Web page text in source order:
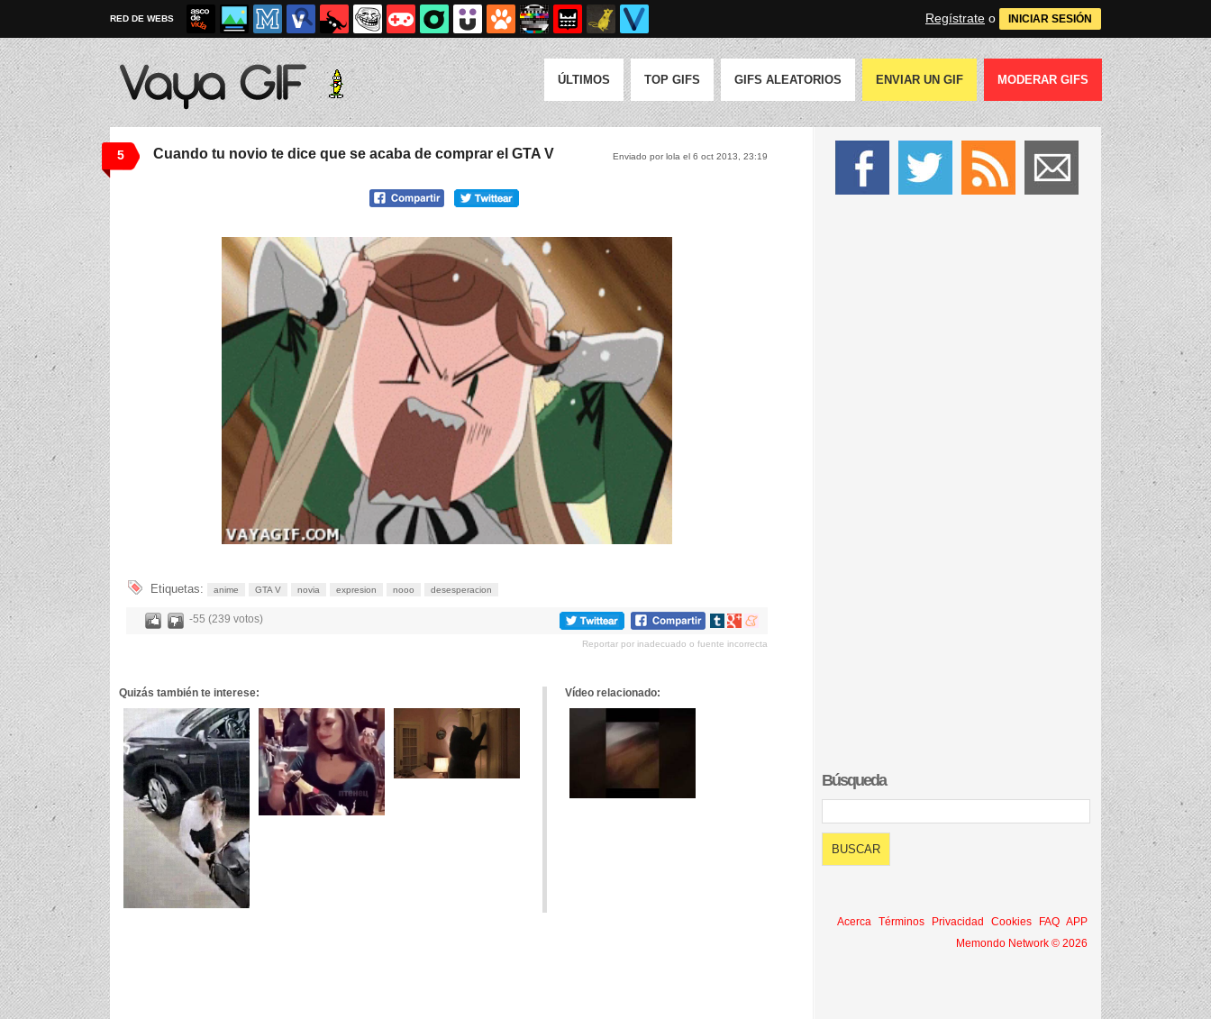
RED DE WEBS Regístrate o INICIAR SESIÓN
ÚLTIMOS TOP GIFS GIFS ALEATORIOS ENVIAR UN GIF MODERAR GIFS
5 Enviado por lola el 6 oct 2013, 23:19
Cuando tu novio te dice que se acaba de comprar el GTA V
Etiquetas: anime GTA V novia expresion nooo desesperacion
-55 (239 votos)
Compartir
tumblr
Compartir
Google+
Compartir
meneame
Reportar por inadecuado o fuente incorrecta
Quizás también te interese: Vídeo relacionado:
Búsqueda
Acerca Términos Privacidad Cookies FAQ APP
Memondo Network © 2026